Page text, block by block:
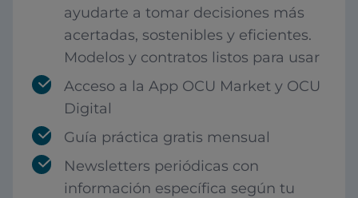
ayudarte a tomar decisiones más
acertadas, sostenibles y eficientes.
Modelos y contratos listos para usar
Acceso a la App OCU Market y OCU
Digital
Guía práctica gratis mensual
Newsletters periódicas con
información específica según tu